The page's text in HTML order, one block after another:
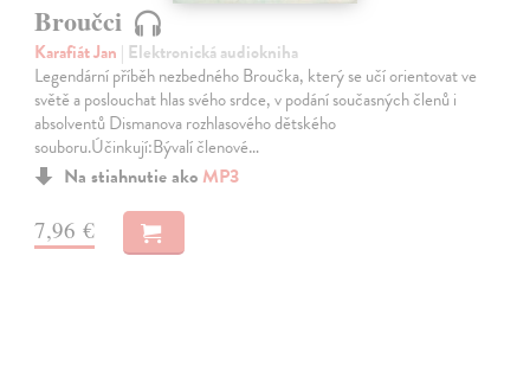
Broučci
Karafiát Jan | Elektronická audiokniha
Legendární příběh nezbedného Broučka, který se učí orientovat ve
světě a poslouchat hlas svého srdce, v podání současných členů i
absolventů Dismanova rozhlasového dětského
souboru.Účinkují:Bývalí členové…
Na stiahnutie ako MP3
7,96 €